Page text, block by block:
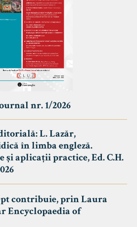
nr. 1/2026
L. Lazăr,
în limba engleză.
și aplicații practice, Ed. C.H.
contribuie, prin Laura
Encyclopaedia of